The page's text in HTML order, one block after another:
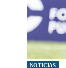
NOTICIAS